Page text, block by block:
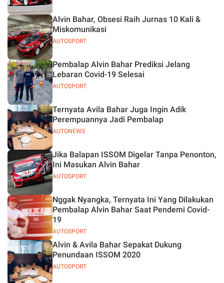
AUTOSPORT
Alvin Bahar, Obsesi Raih Jurnas 10 Kali &
Miskomunikasi
AUTOSPORT
Pembalap Alvin Bahar Prediksi Jelang
Lebaran Covid-19 Selesai
AUTONEWS
Ternyata Avila Bahar Juga Ingin Adik
Perempuannya Jadi Pembalap
AUTOSPORT
Jika Balapan ISSOM Digelar Tanpa Penonton,
Ini Masukan Alvin Bahar
AUTOSPORT
Nggak Nyangka, Ternyata Ini Yang Dilakukan
Pembalap Alvin Bahar Saat Pendemi Covid-
19
AUTOSPORT
Alvin & Avila Bahar Sepakat Dukung
Penundaan ISSOM 2020